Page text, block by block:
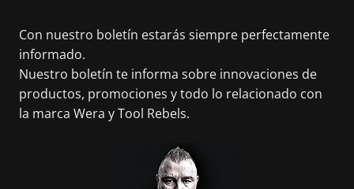
Con nuestro boletín estarás siempre perfectamente
informado.
Nuestro boletín te informa sobre innovaciones de
productos, promociones y todo lo relacionado con
la marca Wera y Tool Rebels.